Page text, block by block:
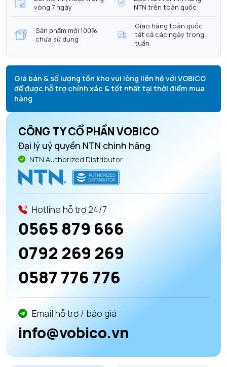
vòng 7 ngày
NTN trên toàn quốc
Sản phẩm mới 100%
chưa sử dụng
Giao hàng toàn quốc
tất cả các ngày trong
tuần
Giá bán & số lượng tồn kho vui lòng liên hệ với VOBICO
để được hỗ trợ chính xác & tốt nhất tại thời điểm mua
hàng
CÔNG TY CỔ PHẦN VOBICO
Đại lý uỷ quyền NTN chính hãng
NTN Authorized Distributor
Hotline hỗ trợ 24/7
0565 879 666
0792 269 269
0587 776 776
Email hỗ trợ / báo giá
info@vobico.vn